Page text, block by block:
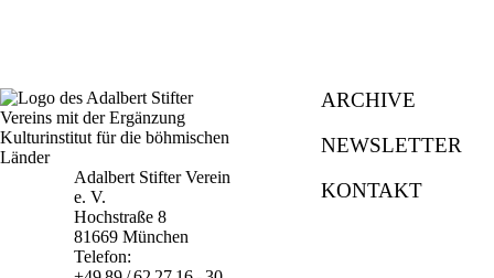
Adalbert Stifter Verein
e. V.
Hochstraße 8
81669 München
Telefon:
ARCHIVE
NEWSLETTER
KONTAKT